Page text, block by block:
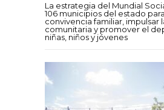
La estrategia del Mundial
106 municipios del estado
convivencia familiar, impulsar
comunitaria y promover el
niñas, niños y jóvenes